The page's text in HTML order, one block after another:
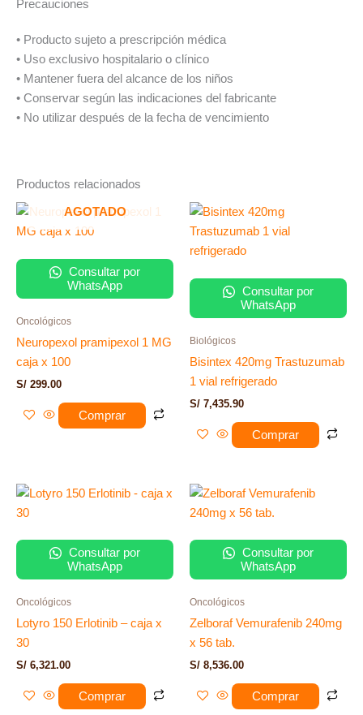
Precauciones
• Producto sujeto a prescripción médica
• Uso exclusivo hospitalario o clínico
• Mantener fuera del alcance de los niños
• Conservar según las indicaciones del fabricante
• No utilizar después de la fecha de vencimiento
Productos relacionados
AGOTADO
Consultar por
WhatsApp
Oncológicos
Neuropexol pramipexol 1 MG
caja x 100
S/ 299.00
Comprar
Consultar por
WhatsApp
Biológicos
Bisintex 420mg Trastuzumab
1 vial refrigerado
S/ 7,435.90
Comprar
Consultar por
WhatsApp
Oncológicos
Lotyro 150 Erlotinib – caja x
30
S/ 6,321.00
Comprar
Consultar por
WhatsApp
Oncológicos
Zelboraf Vemurafenib 240mg
x 56 tab.
S/ 8,536.00
Comprar